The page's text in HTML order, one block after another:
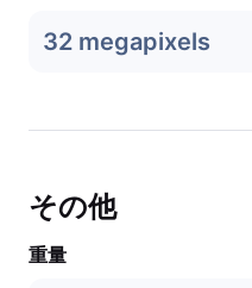
32 megapixels
その他
重量